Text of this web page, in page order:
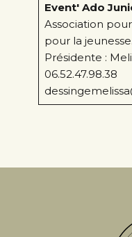
Event' Ado
Association
pour la jeunesse.
Présidente :
06.52.47.98.38